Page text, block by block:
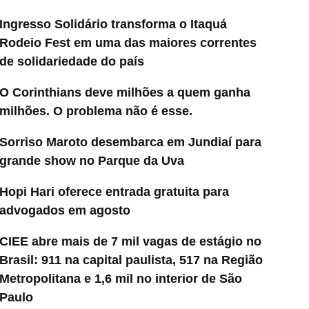
Ingresso Solidário transforma o Itaquá
Rodeio Fest em uma das maiores correntes
de solidariedade do país
O Corinthians deve milhões a quem ganha
milhões. O problema não é esse.
Sorriso Maroto desembarca em Jundiaí para
grande show no Parque da Uva
Hopi Hari oferece entrada gratuita para
advogados em agosto
CIEE abre mais de 7 mil vagas de estágio no
Brasil: 911 na capital paulista, 517 na Região
Metropolitana e 1,6 mil no interior de São
Paulo